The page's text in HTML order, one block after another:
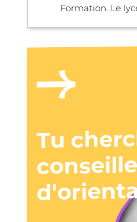
Formation. Le
Tu